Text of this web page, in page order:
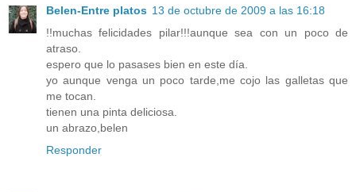
Belen-Entre platos 13 de octubre de 2009 a las 16:18
!!muchas felicidades pilar!!!aunque sea con un poco de
atraso.
espero que lo pasases bien en este día.
yo aunque venga un poco tarde,me cojo las galletas que
me tocan.
tienen una pinta deliciosa.
un abrazo,belen
Responder